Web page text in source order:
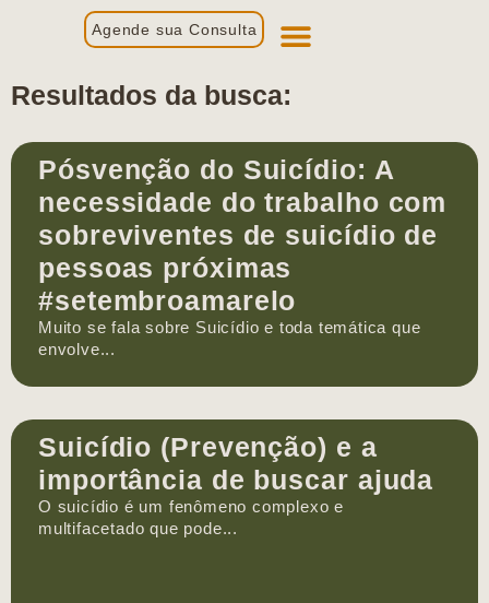
Agende sua Consulta
Resultados da busca:
Pósvenção do Suicídio: A
necessidade do trabalho com
sobreviventes de suicídio de
pessoas próximas
#setembroamarelo
Muito se fala sobre Suicídio e toda temática que
envolve...
Suicídio (Prevenção) e a
importância de buscar ajuda
O suicídio é um fenômeno complexo e
multifacetado que pode...